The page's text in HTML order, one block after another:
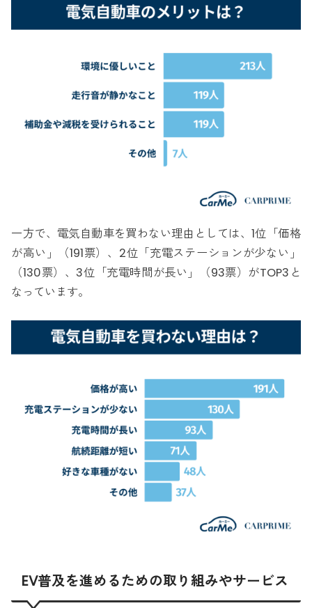
一方で、電気自動車を買わない理由としては、1位「価格
が高い」（191票）、2位「充電ステーションが少ない」
（130票）、3位「充電時間が長い」（93票）がTOP3と
なっています。
EV普及を進めるための取り組みやサービス